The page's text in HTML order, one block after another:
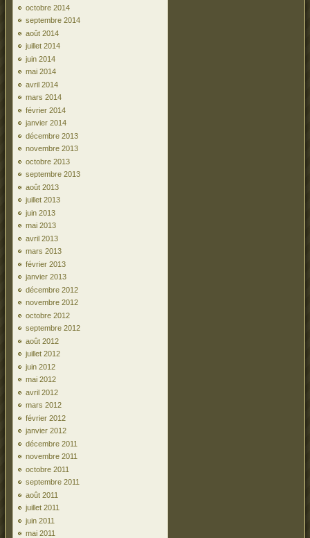
octobre 2014
septembre 2014
août 2014
juillet 2014
juin 2014
mai 2014
avril 2014
mars 2014
février 2014
janvier 2014
décembre 2013
novembre 2013
octobre 2013
septembre 2013
août 2013
juillet 2013
juin 2013
mai 2013
avril 2013
mars 2013
février 2013
janvier 2013
décembre 2012
novembre 2012
octobre 2012
septembre 2012
août 2012
juillet 2012
juin 2012
mai 2012
avril 2012
mars 2012
février 2012
janvier 2012
décembre 2011
novembre 2011
octobre 2011
septembre 2011
août 2011
juillet 2011
juin 2011
mai 2011